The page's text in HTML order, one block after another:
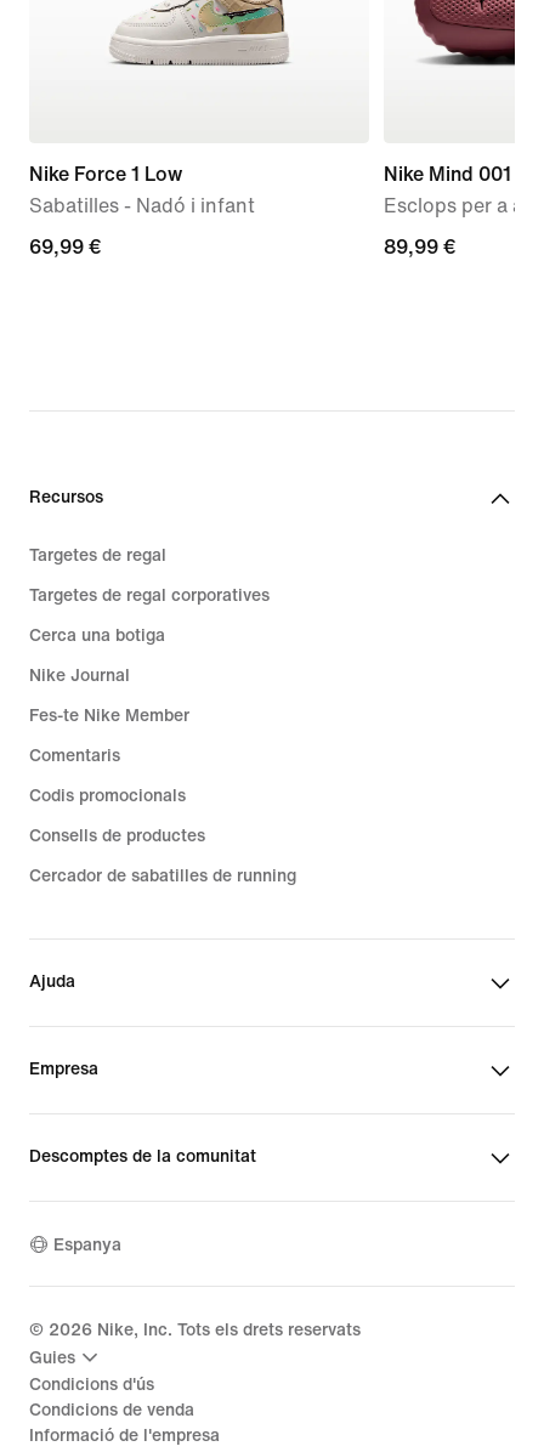
Nike Force 1 Low
Sabatilles - Nadó i infant
69,99 €
69,99 €
Nike Mind 001
Esclops per a
89,99 €
89,99 €
Recursos
Targetes de regal
Targetes de regal corporatives
Cerca una botiga
Nike Journal
Fes-te Nike Member
Comentaris
Codis promocionals
Consells de productes
Cercador de sabatilles de running
Ajuda
Empresa
Descomptes de la comunitat
Espanya
© 2026 Nike, Inc. Tots els drets reservats
Guies
Condicions d'ús
Condicions de venda
Informació de l'empresa